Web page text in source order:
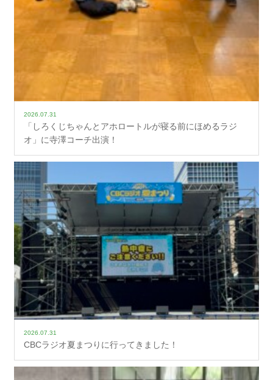
2026.07.31
「しろくじちゃんとアホロートルが寝る前にほめるラジ
オ」に寺澤コーチ出演！
2026.07.31
CBCラジオ夏まつりに行ってきました！